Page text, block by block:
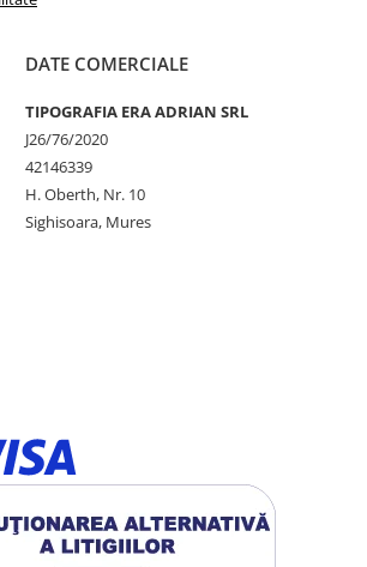
DATE COMERCIALE
TIPOGRAFIA ERA ADRIAN SRL
J26/76/2020
42146339
H. Oberth, Nr. 10
Sighisoara, Mures